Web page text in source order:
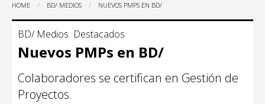
HOME BD/ MEDIOS NUEVOS PMPS EN BD/
BD/ Medios Destacados
Nuevos PMPs en BD/
Colaboradores se certifican en Gestión de
Proyectos.